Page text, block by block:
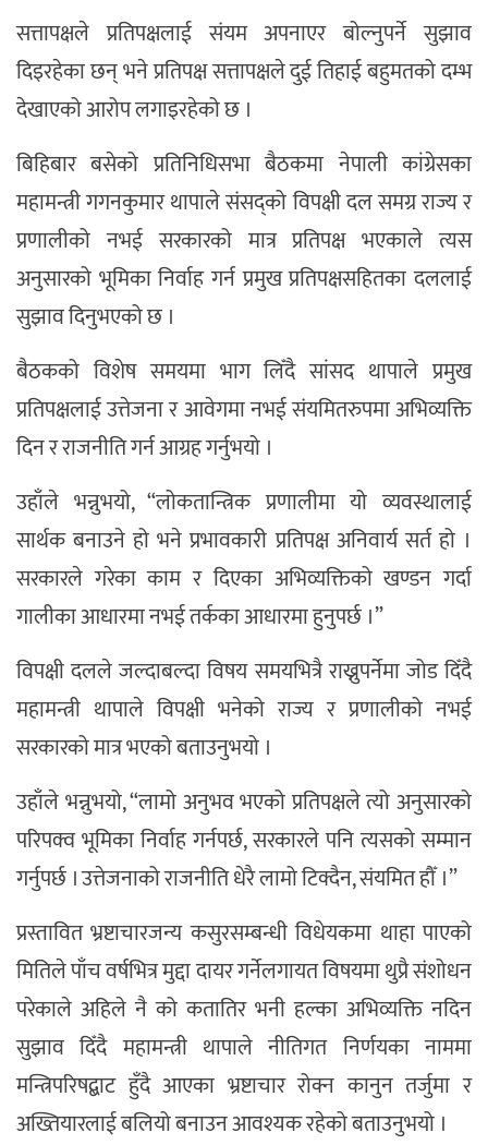
सत्तापक्षले प्रतिपक्षलाई संयम अपनाएर बोल्नुपर्ने सुझाव
दिइरहेका छन् भने प्रतिपक्ष सत्तापक्षले दुई तिहाई बहुमतको दम्भ
देखाएको आरोप लगाइरहेको छ ।
बिहिबार बसेको प्रतिनिधिसभा बैठकमा नेपाली कांग्रेसका
महामन्त्री गगनकुमार थापाले संसद्को विपक्षी दल समग्र राज्य र
प्रणालीको नभई सरकारको मात्र प्रतिपक्ष भएकाले त्यस
अनुसारको भूमिका निर्वाह गर्न प्रमुख प्रतिपक्षसहितका दललाई
सुझाव दिनुभएको छ ।
बैठकको विशेष समयमा भाग लिँदै सांसद थापाले प्रमुख
प्रतिपक्षलाई उत्तेजना र आवेगमा नभई संयमितरुपमा अभिव्यक्ति
दिन र राजनीति गर्न आग्रह गर्नुभयो ।
उहाँले भन्नुभयो, “लोकतान्त्रिक प्रणालीमा यो व्यवस्थालाई
सार्थक बनाउने हो भने प्रभावकारी प्रतिपक्ष अनिवार्य सर्त हो ।
सरकारले गरेका काम र दिएका अभिव्यक्तिको खण्डन गर्दा
गालीका आधारमा नभई तर्कका आधारमा हुनुपर्छ ।”
विपक्षी दलले जल्दाबल्दा विषय समयभित्रै राख्नुपर्नेमा जोड दिँदै
महामन्त्री थापाले विपक्षी भनेको राज्य र प्रणालीको नभई
सरकारको मात्र भएको बताउनुभयो ।
उहाँले भन्नुभयो, “लामो अनुभव भएको प्रतिपक्षले त्यो अनुसारको
परिपक्व भूमिका निर्वाह गर्नपर्छ, सरकारले पनि त्यसको सम्मान
गर्नुपर्छ । उत्तेजनाको राजनीति धेरै लामो टिक्दैन, संयमित हौँ ।”
प्रस्तावित भ्रष्टाचारजन्य कसुरसम्बन्धी विधेयकमा थाहा पाएको
मितिले पाँच वर्षभित्र मुद्दा दायर गर्नेलगायत विषयमा थुप्रै संशोधन
परेकाले अहिले नै को कतातिर भनी हल्का अभिव्यक्ति नदिन
सुझाव दिँदै महामन्त्री थापाले नीतिगत निर्णयका नाममा
मन्त्रिपरिषद्बाट हुँदै आएका भ्रष्टाचार रोक्न कानुन तर्जुमा र
अख्तियारलाई बलियो बनाउन आवश्यक रहेको बताउनुभयो ।